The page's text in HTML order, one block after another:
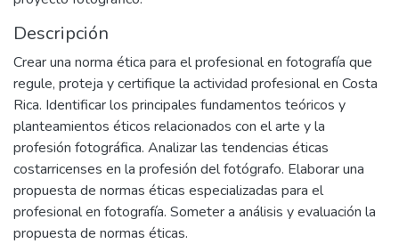
Descripción
Crear una norma ética para el profesional en fotografía que
regule, proteja y certifique la actividad profesional en Costa
Rica. Identificar los principales fundamentos teóricos y
planteamientos éticos relacionados con el arte y la
profesión fotográfica. Analizar las tendencias éticas
costarricenses en la profesión del fotógrafo. Elaborar una
propuesta de normas éticas especializadas para el
profesional en fotografía. Someter a análisis y evaluación la
propuesta de normas éticas.